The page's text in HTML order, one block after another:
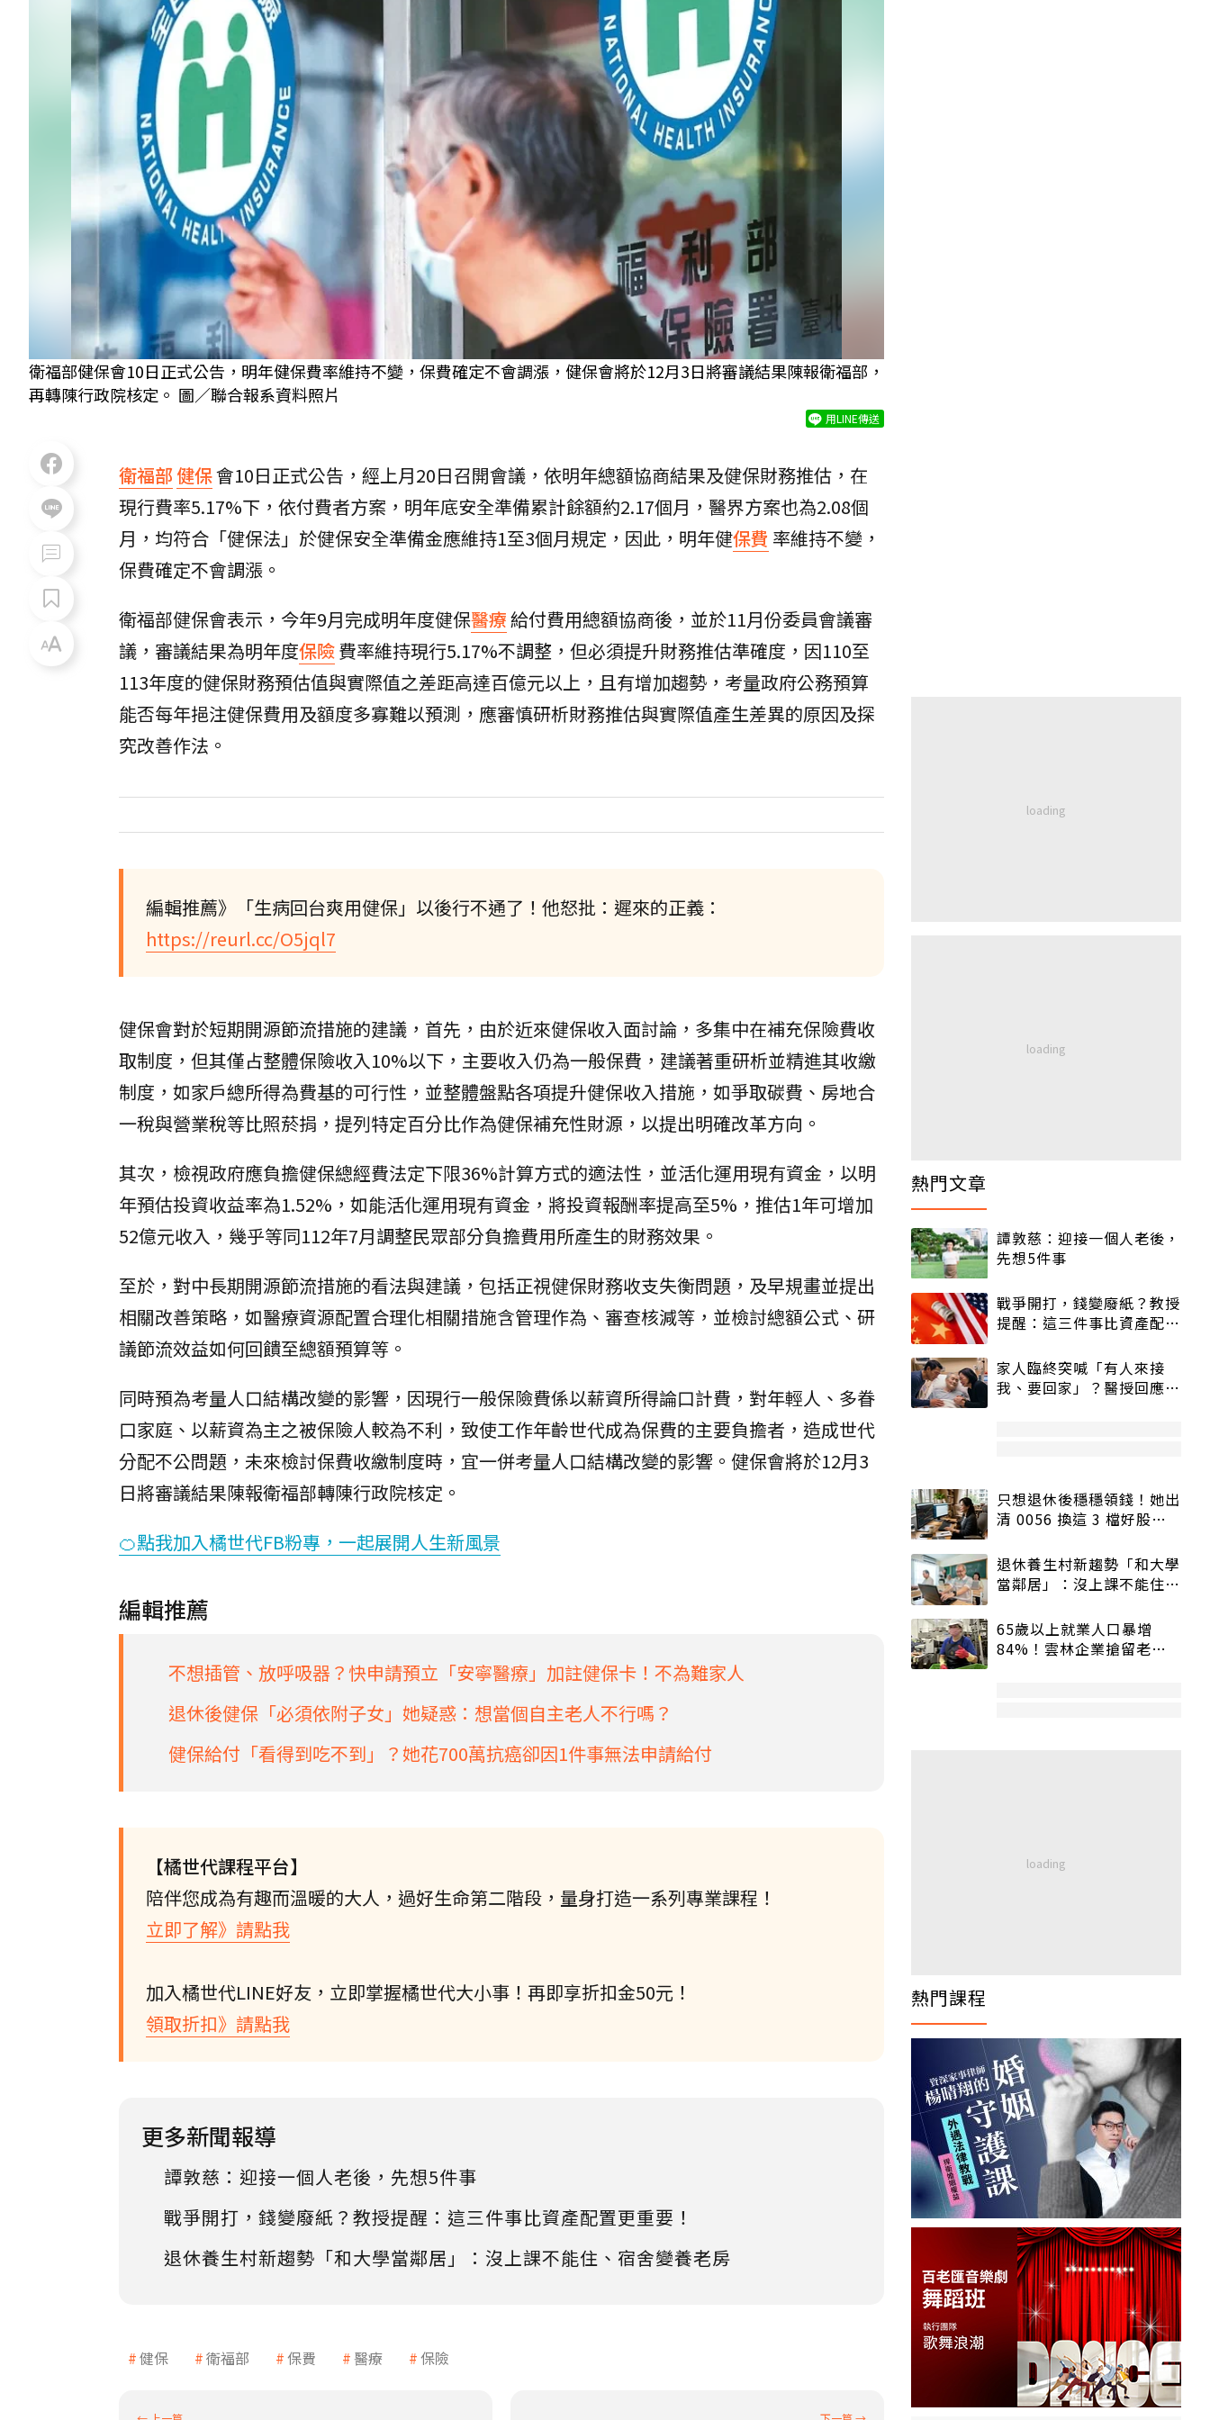
衛福部健保會10日正式公告，明年健保費率維持不變，保費確定不會調漲，健保會將於12月3日將審議結果陳報衛福部，
再轉陳行政院核定。 圖／聯合報系資料照片
用LINE傳送
衛福部健保會10日正式公告，經上月20日召開會議，依明年總額協商結果及健保財務推估，在
現行費率5.17%下，依付費者方案，明年底安全準備累計餘額約2.17個月，醫界方案也為2.08個
月，均符合「健保法」於健保安全準備金應維持1至3個月規定，因此，明年健保費 率維持不變，
保費確定不會調漲。
衛福部健保會表示，今年9月完成明年度健保醫療給付費用總額協商後，並於11月份委員會議審
議，審議結果為明年度保險費率維持現行5.17%不調整，但必須提升財務推估準確度，因110至
113年度的健保財務預估值與實際值之差距高達百億元以上，且有增加趨勢，考量政府公務預算
能否每年挹注健保費用及額度多寡難以預測，應審慎研析財務推估與實際值產生差異的原因及探
究改善作法。
編輯推薦》「生病回台爽用健保」以後行不通了！他怒批：遲來的正義：
https://reurl.cc/O5jql7
健保會對於短期開源節流措施的建議，首先，由於近來健保收入面討論，多集中在補充保險費收
取制度，但其僅占整體保險收入10%以下，主要收入仍為一般保費，建議著重研析並精進其收繳
制度，如家戶總所得為費基的可行性，並整體盤點各項提升健保收入措施，如爭取碳費、房地合
一稅與營業稅等比照菸捐，提列特定百分比作為健保補充性財源，以提出明確改革方向。
其次，檢視政府應負擔健保總經費法定下限36%計算方式的適法性，並活化運用現有資金，以明
年預估投資收益率為1.52%，如能活化運用現有資金，將投資報酬率提高至5%，推估1年可增加
52億元收入，幾乎等同112年7月調整民眾部分負擔費用所產生的財務效果。
至於，對中長期開源節流措施的看法與建議，包括正視健保財務收支失衡問題，及早規畫並提出
相關改善策略，如醫療資源配置合理化相關措施含管理作為、審查核減等，並檢討總額公式、研
議節流效益如何回饋至總額預算等。
同時預為考量人口結構改變的影響，因現行一般保險費係以薪資所得論口計費，對年輕人、多眷
口家庭、以薪資為主之被保險人較為不利，致使工作年齡世代成為保費的主要負擔者，造成世代
分配不公問題，未來檢討保費收繳制度時，宜一併考量人口結構改變的影響。健保會將於12月3
日將審議結果陳報衛福部轉陳行政院核定。
🍊點我加入橘世代FB粉專，一起展開人生新風景
編輯推薦
不想插管、放呼吸器？快申請預立「安寧醫療」加註健保卡！不為難家人
退休後健保「必須依附子女」她疑惑：想當個自主老人不行嗎？
健保給付「看得到吃不到」？她花700萬抗癌卻因1件事無法申請給付
【橘世代課程平台】
陪伴您成為有趣而溫暖的大人，過好生命第二階段，量身打造一系列專業課程！
立即了解》請點我
加入橘世代LINE好友，立即掌握橘世代大小事！再即享折扣金50元！
領取折扣》請點我
更多新聞報導
譚敦慈：迎接一個人老後，先想5件事
戰爭開打，錢變廢紙？教授提醒：這三件事比資產配置更重要！
退休養生村新趨勢「和大學當鄰居」：沒上課不能住、宿舍變養老房
健保 衛福部 保費 醫療 保險
熱門文章
譚敦慈：迎接一個人老後，
先想5件事
戰爭開打，錢變廢紙？教授
提醒：這三件事比資產配置
家人臨終突喊「有人來接
我、要回家」？醫授回應方
只想退休後穩穩領錢！她出
清 0056 換這 3 檔好股：
退休養生村新趨勢「和大學
當鄰居」：沒上課不能住、
65歲以上就業人口暴增
84%！雲林企業搶留老員
熱門課程